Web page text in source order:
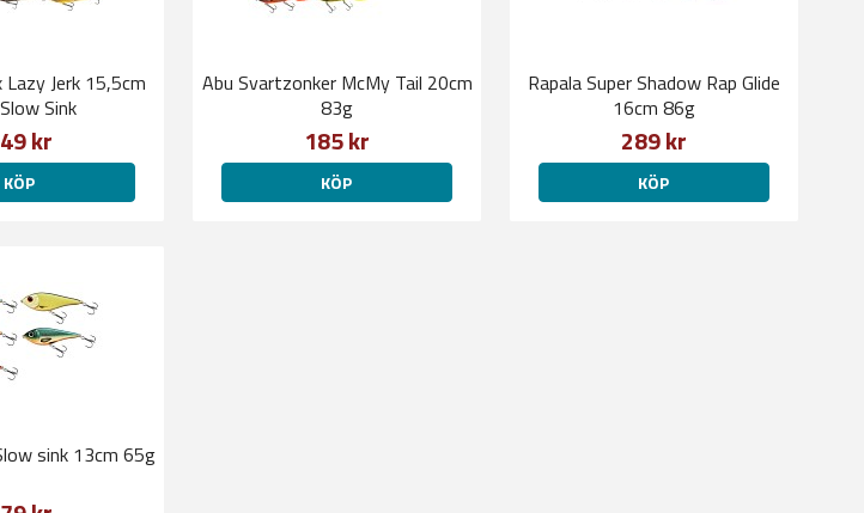
Jerk 15,5cm
Sink
kr
KÖP
Abu Svartzonker McMy Tail 20cm
83g
185 kr
KÖP
Rapala Super Shadow Rap Glide
16cm 86g
289 kr
KÖP
sink 13cm 65g